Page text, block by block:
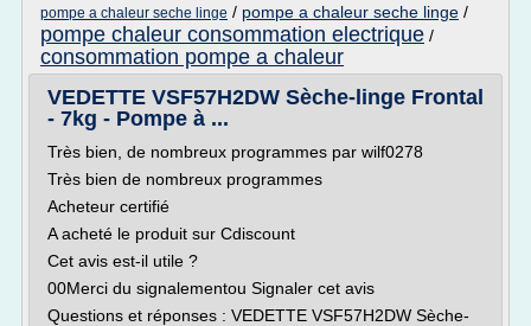
pompe a chaleur seche linge / pompe a chaleur seche linge /
pompe chaleur consommation electrique /
consommation pompe a chaleur
VEDETTE VSF57H2DW Sèche-linge Frontal
- 7kg - Pompe à ...
Très bien, de nombreux programmes par wilf0278
Très bien de nombreux programmes
Acheteur certifié
A acheté le produit sur Cdiscount
Cet avis est-il utile ?
00Merci du signalementou Signaler cet avis
Questions et réponses : VEDETTE VSF57H2DW Sèche-